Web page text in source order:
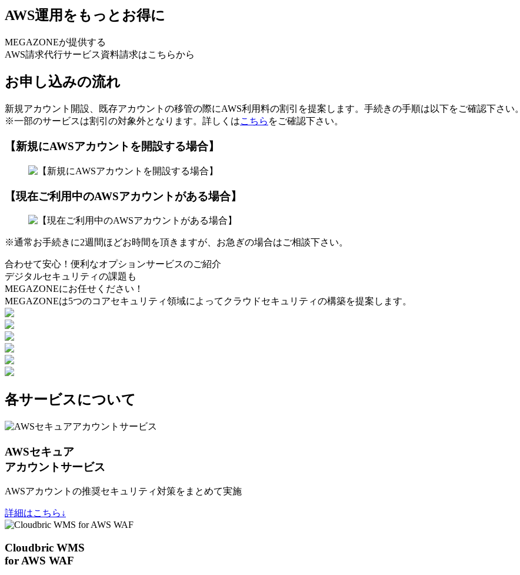
AWS運用をもっとお得に
MEGAZONEが提供する
AWS請求代行サービス資料請求はこちらから
お申し込みの流れ
新規アカウント開設、既存アカウントの移管の際にAWS利用料の割引を提案します。手続きの手順は以下をご確認下さい。
※一部のサービスは割引の対象外となります。詳しくはこちら をご確認下さい。
【新規にAWSアカウントを開設する場合】
【現在ご利用中のAWSアカウントがある場合】
※通常お手続きに2週間ほどお時間を頂きますが、お急ぎの場合はご相談下さい。
合わせて安心！便利なオプションサービスのご紹介
デジタルセキュリティの課題も
MEGAZONEにお任せください！
MEGAZONEは5つのコアセキュリティ領域によってクラウドセキュリティの構築を提案します。
各サービスについて
AWSセキュア
アカウントサービス
AWSアカウントの推奨セキュリティ対策をまとめて実施
詳細はこちら↓
Cloudbric WMS
for AWS WAF